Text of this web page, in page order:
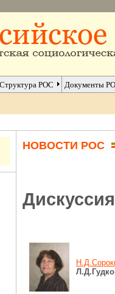
Структура РОС Документы
НОВОСТИ РОС